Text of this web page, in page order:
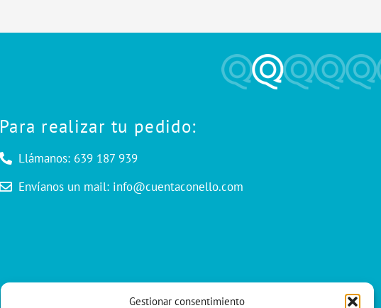
Gestionar consentimiento
Para realizar tu pedido:
Llámanos: 639 187 939
Envíanos un mail: info@cuentaconello.com